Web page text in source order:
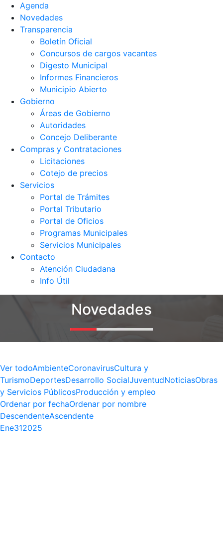
Agenda
Novedades
Transparencia
Boletín Oficial
Concursos de cargos vacantes
Digesto Municipal
Informes Financieros
Municipio Abierto
Gobierno
Áreas de Gobierno
Autoridades
Concejo Deliberante
Compras y Contrataciones
Licitaciones
Cotejo de precios
Servicios
Portal de Trámites
Portal Tributario
Portal de Oficios
Programas Municipales
Servicios Municipales
Contacto
Atención Ciudadana
Info Útil
Novedades
Ver todoAmbienteCoronavirusCultura y
TurismoDeportesDesarrollo SocialJuventudNoticiasObras
y Servicios PúblicosProducción y empleo
Ordenar por fechaOrdenar por nombre
DescendenteAscendente
Ene312025